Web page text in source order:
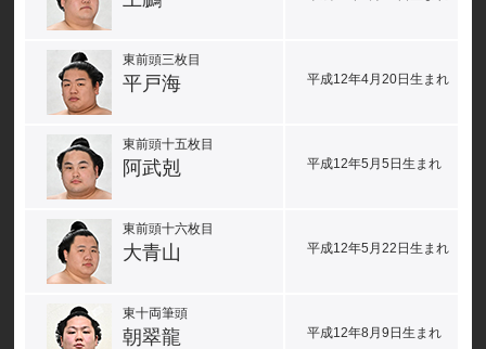
東前頭三枚目
平戸海 平成12年4月20日生まれ
東前頭十五枚目
阿武剋 平成12年5月5日生まれ
東前頭十六枚目
大青山 平成12年5月22日生まれ
東十両筆頭
朝翠龍 平成12年8月9日生まれ